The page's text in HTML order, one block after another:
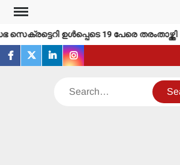
Skip
content
ഉള്‍പ്പെടെ 19 പേരെ
facebook
twitterlinkedininstagram
Search